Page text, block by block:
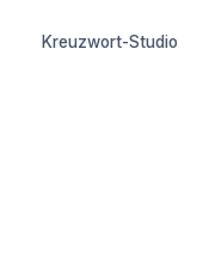
Kreuzwort-Studio